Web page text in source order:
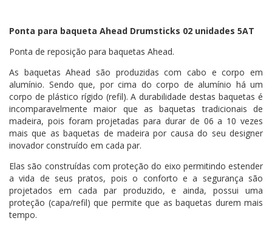
Ponta para baqueta Ahead Drumsticks 02 unidades 5AT
Ponta de reposição para baquetas Ahead.
As baquetas Ahead são produzidas com cabo e corpo em
alumínio. Sendo que, por cima do corpo de alumínio há um
corpo de plástico rígido (refil). A durabilidade destas baquetas é
incomparavelmente maior que as baquetas tradicionais de
madeira, pois foram projetadas para durar de 06 a 10 vezes
mais que as baquetas de madeira por causa do seu designer
inovador construído em cada par.
Elas são construídas com proteção do eixo permitindo estender
a vida de seus pratos, pois o conforto e a segurança são
projetados em cada par produzido, e ainda, possui uma
proteção (capa/refil) que permite que as baquetas durem mais
tempo.